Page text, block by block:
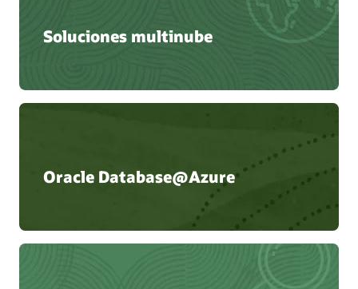
Soluciones multinube
Oracle Database@Azure